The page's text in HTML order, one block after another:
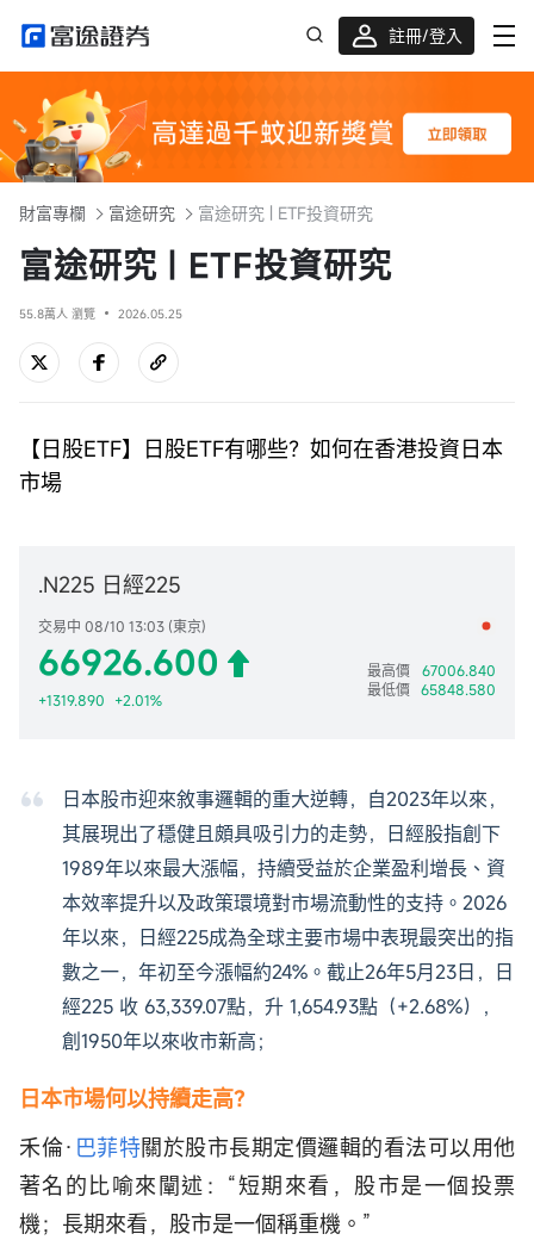
註冊/登入
迎新驚喜賞 股票/BTC等任你揀!
財富專欄 富途研究 富途研究 | ETF投資研究
富途研究 | ETF投資研究
55.8萬人 瀏覽 2026.05.25
【日股ETF】日股ETF有哪些？如何在香港投資日本
市場
.N225 日經225
交易中 08/10 13:03 (東京)
66926.600
+1319.890 +2.01%
67006.840
最高價
65848.580
最低價
日本股市迎來敘事邏輯的重大逆轉，自2023年以來，
其展現出了穩健且頗具吸引力的走勢，日經股指創下
1989年以來最大漲幅，持續受益於企業盈利增長、資
本效率提升以及政策環境對市場流動性的支持。2026
年以來，日經225成為全球主要市場中表現最突出的指
數之一，年初至今漲幅約24%。截止26年5月23日，日
經225 收 63,339.07點，升 1,654.93點（+2.68%），
創1950年以來收市新高；
日本市場何以持續走高？
禾倫· 巴菲特關於股市長期定價邏輯的看法可以用他
著名的比喻來闡述：“短期來看，股市是一個投票
機；長期來看，股市是一個稱重機。”